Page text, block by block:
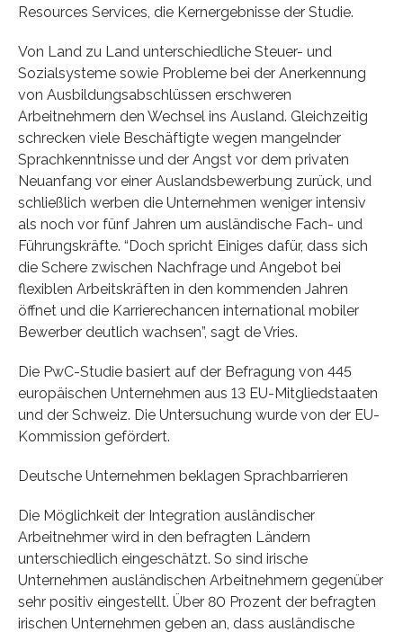
Resources Services, die Kernergebnisse der Studie.
Von Land zu Land unterschiedliche Steuer- und
Sozialsysteme sowie Probleme bei der Anerkennung
von Ausbildungsabschlüssen erschweren
Arbeitnehmern den Wechsel ins Ausland. Gleichzeitig
schrecken viele Beschäftigte wegen mangelnder
Sprachkenntnisse und der Angst vor dem privaten
Neuanfang vor einer Auslandsbewerbung zurück, und
schließlich werben die Unternehmen weniger intensiv
als noch vor fünf Jahren um ausländische Fach- und
Führungskräfte. “Doch spricht Einiges dafür, dass sich
die Schere zwischen Nachfrage und Angebot bei
flexiblen Arbeitskräften in den kommenden Jahren
öffnet und die Karrierechancen international mobiler
Bewerber deutlich wachsen”, sagt de Vries.
Die PwC-Studie basiert auf der Befragung von 445
europäischen Unternehmen aus 13 EU-Mitgliedstaaten
und der Schweiz. Die Untersuchung wurde von der EU-
Kommission gefördert.
Deutsche Unternehmen beklagen Sprachbarrieren
Die Möglichkeit der Integration ausländischer
Arbeitnehmer wird in den befragten Ländern
unterschiedlich eingeschätzt. So sind irische
Unternehmen ausländischen Arbeitnehmern gegenüber
sehr positiv eingestellt. Über 80 Prozent der befragten
irischen Unternehmen geben an, dass ausländische